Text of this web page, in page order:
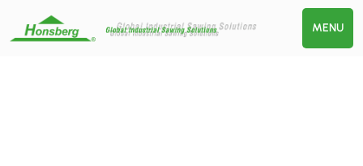
MENU